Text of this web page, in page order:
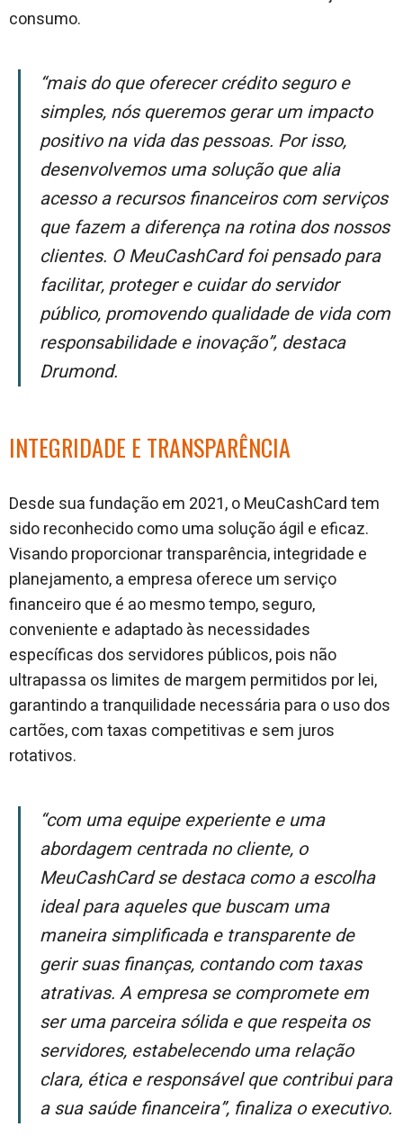
consumo.
“Mais do que oferecer crédito seguro e
simples, nós queremos gerar um impacto
positivo na vida das pessoas. Por isso,
desenvolvemos uma solução que alia
acesso a recursos financeiros com serviços
que fazem a diferença na rotina dos nossos
clientes. O MeuCashCard foi pensado para
facilitar, proteger e cuidar do servidor
público, promovendo qualidade de vida com
responsabilidade e inovação”, destaca
Drumond.
INTEGRIDADE E TRANSPARÊNCIA
Desde sua fundação em 2021, o MeuCashCard tem
sido reconhecido como uma solução ágil e eficaz.
Visando proporcionar transparência, integridade e
planejamento, a empresa oferece um serviço
financeiro que é ao mesmo tempo, seguro,
conveniente e adaptado às necessidades
específicas dos servidores públicos, pois não
ultrapassa os limites de margem permitidos por lei,
garantindo a tranquilidade necessária para o uso dos
cartões, com taxas competitivas e sem juros
rotativos.
“Com uma equipe experiente e uma
abordagem centrada no cliente, o
MeuCashCard se destaca como a escolha
ideal para aqueles que buscam uma
maneira simplificada e transparente de
gerir suas finanças, contando com taxas
atrativas. A empresa se compromete em
ser uma parceira sólida e que respeita os
servidores, estabelecendo uma relação
clara, ética e responsável que contribui para
a sua saúde financeira”, finaliza o executivo.